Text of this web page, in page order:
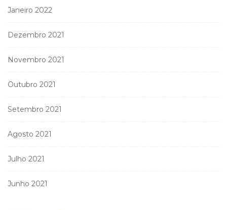
Janeiro 2022
Dezembro 2021
Novembro 2021
Outubro 2021
Setembro 2021
Agosto 2021
Julho 2021
Junho 2021